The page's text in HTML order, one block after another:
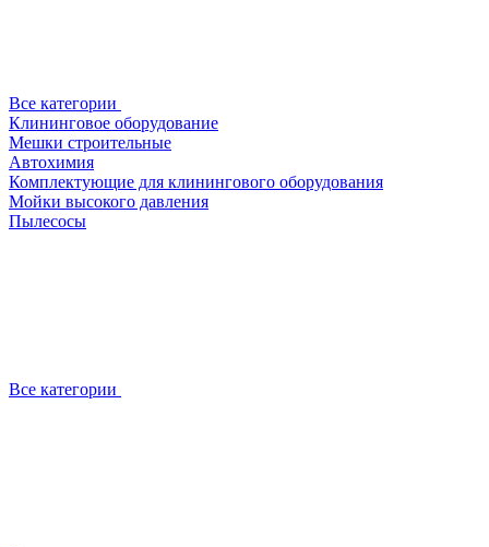
Все категории
Клининговое оборудование
Мешки строительные
Автохимия
Комплектующие для клинингового оборудования
Мойки высокого давления
Пылесосы
Все категории